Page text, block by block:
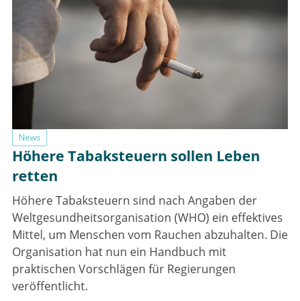
die älteren.
News
Höhere Tabaksteuern sollen Leben
retten
Höhere Tabaksteuern sind nach Angaben der
Weltgesundheitsorganisation (WHO) ein effektives
Mittel, um Menschen vom Rauchen abzuhalten. Die
Organisation hat nun ein Handbuch mit
praktischen Vorschlägen für Regierungen
veröffentlicht.